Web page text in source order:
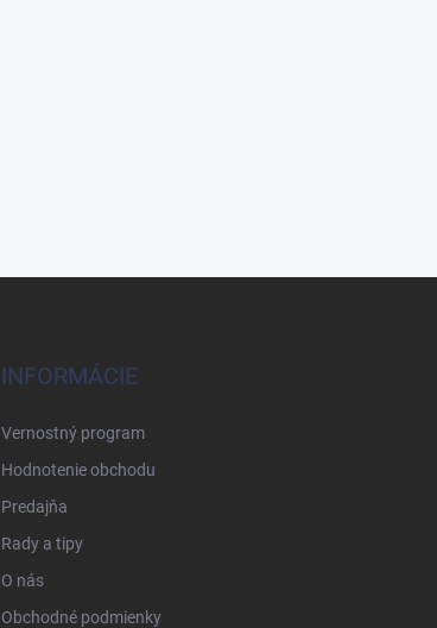
INFORMÁCIE
Vernostný program
Hodnotenie obchodu
Predajňa
Rady a tipy
O nás
Obchodné podmienky